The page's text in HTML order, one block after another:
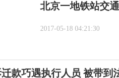
北京一地铁站交
2017-05-18 04:21:30
款巧遇执行人员 被带到